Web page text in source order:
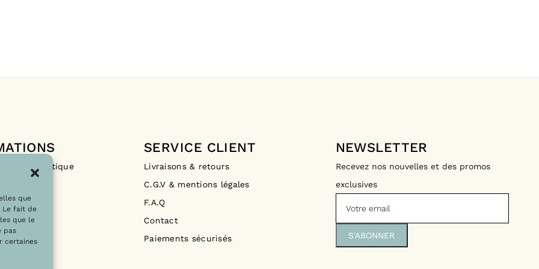
que
Le fait de
que le
pas
certaines
La Boutique
SERVICE CLIENT
Livraisons & retours
C.G.V & mentions légales
F.A.Q
Contact
Paiements sécurisés
NEWSLETTER
Recevez nos nouvelles et des promos
exclusives